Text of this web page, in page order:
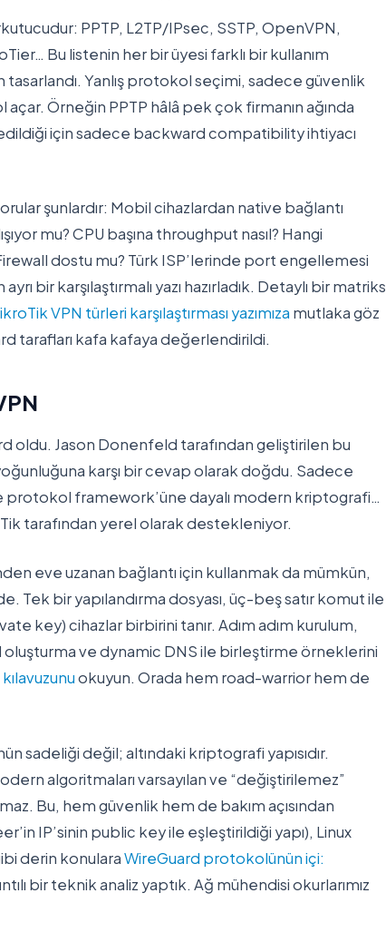
PPTP, L2TP/IPsec, SSTP, OpenVPN,
Bu listenin her bir üyesi farklı bir kullanım
Yanlış protokol seçimi, sadece güvenlik
Örneğin PPTP hâlâ pek çok firmanın ağında
edildiği için sadece backward compatibility ihtiyacı
şunlardır: Mobil cihazlardan native bağlantı
mu? CPU başına throughput nasıl? Hangi
dostu mu? Türk ISP’lerinde port engellemesi
bir karşılaştırmalı yazı hazırladık. Detaylı bir matriks
VPN türleri karşılaştırması yazımıza mutlaka göz
tarafları kafa kafaya değerlendirildi.
oldu. Jason Donenfeld tarafından geliştirilen bu
karşı bir cevap olarak doğdu. Sadece
framework’üne dayalı modern kriptografi…
tarafından yerel olarak destekleniyor.
eve uzanan bağlantı için kullanmak da mümkün,
Tek bir yapılandırma dosyası, üç-beş satır komut ile
key) cihazlar birbirini tanır. Adım adım kurulum,
ve dynamic DNS ile birleştirme örneklerini
okuyun. Orada hem road-warrior hem de
sadeliği değil; altındaki kriptografi yapısıdır.
algoritmaları varsayılan ve “değiştirilemez”
Bu, hem güvenlik hem de bakım açısından
IP’sinin public key ile eşleştirildiği yapı), Linux
derin konularaWireGuard protokolünün içi:
bir teknik analiz yaptık. Ağ mühendisi okurlarımız